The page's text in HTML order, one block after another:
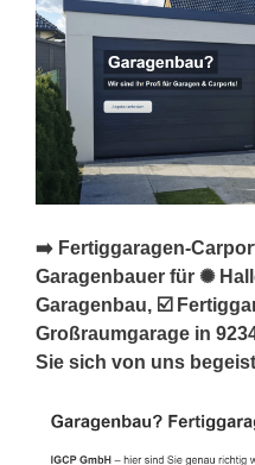
➡️ Fertiggaragen-
Garagenbauer für ✺
Garagenbau, ☑️
Großraumgarage in
Sie sich von uns